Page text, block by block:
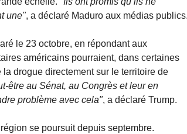
une", a déclaré Maduro aux médias publics.
le 23 octobre, en répondant aux
américains pourraient, dans certaines
drogue directement sur le territoire de
être au Sénat, au Congrès et leur en
problème avec cela", a déclaré Trump.
se poursuit depuis septembre.